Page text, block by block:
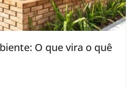
O que vira o quê